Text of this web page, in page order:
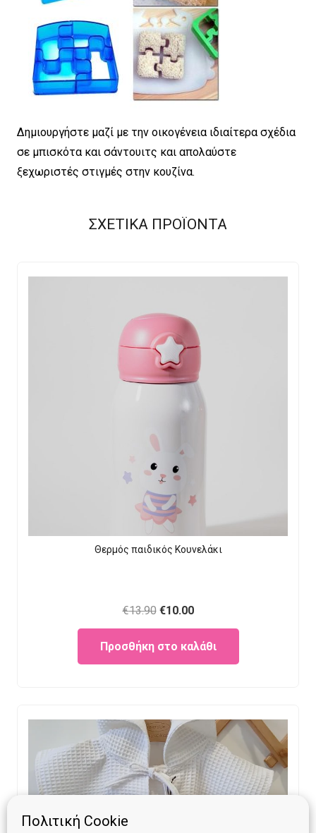
Δημιουργήστε μαζί με την οικογένεια ιδιαίτερα σχέδια
σε μπισκότα και σάντουιτς και απολαύστε
ξεχωριστές στιγμές στην κουζίνα.
ΣΧΕΤΙΚΑ ΠΡΟΪΟΝΤΑ
Θερμός παιδικός Κουνελάκι
€13.90 Original
price
was:
€10.00Current
price
is:
Προσθήκη στο καλάθι
Πολιτική Cookie